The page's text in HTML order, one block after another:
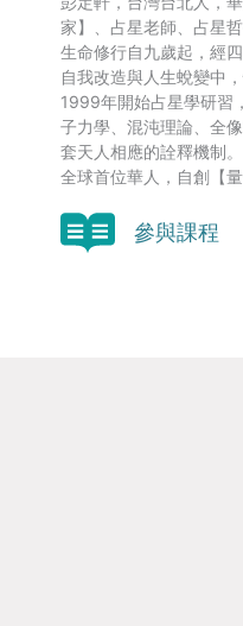
家】、占星老師、占星哲
生命修行自九歲起，經
自我改造與人生蛻變中
1999年開始占星學研習
子力學、混沌理論、全
套天人相應的詮釋機制。
全球首位華人，自創【量
參與課程